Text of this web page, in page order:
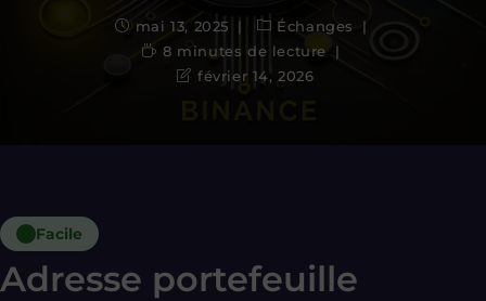
mai 13, 2025
Échanges
8 minutes de lecture
février 14, 2026
Facile
Adresse portefeuille